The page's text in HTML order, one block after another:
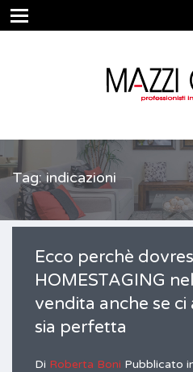
Tag: indicazioni
Ecco perchè
HOMESTAGING
vendita anche se ci
sia perfetta
Di Roberta Boni Pubblicato